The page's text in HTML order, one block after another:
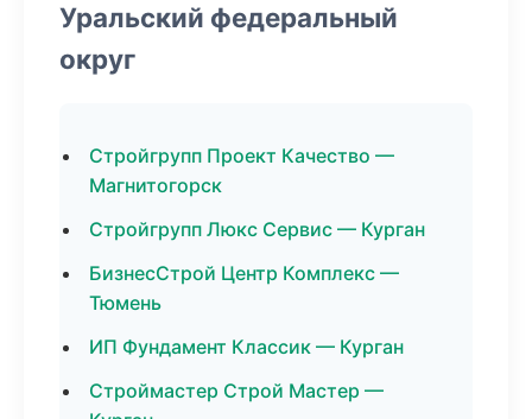
Уральский федеральный
округ
Стройгрупп Проект Качество —
Магнитогорск
Стройгрупп Люкс Сервис — Курган
БизнесСтрой Центр Комплекс —
Тюмень
ИП Фундамент Классик — Курган
Строймастер Строй Мастер —